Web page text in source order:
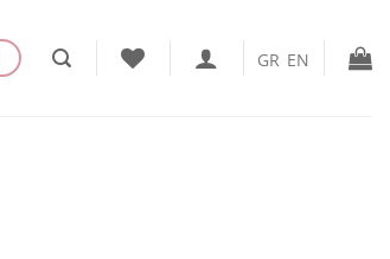
GR EN